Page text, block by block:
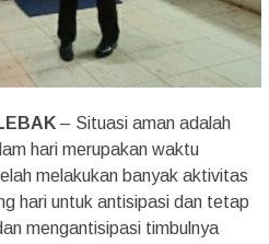
– Situasi aman adalah
hari merupakan waktu
melakukan banyak aktivitas
hari untuk antisipasi dan tetap
mengantisipasi timbulnya